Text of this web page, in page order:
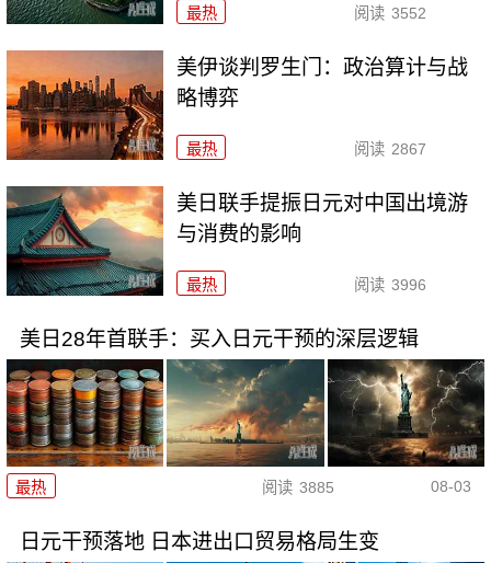
最热 阅读 3552
美伊谈判罗生门：政治算计与战
略博弈
最热 阅读 2867
美日联手提振日元对中国出境游
与消费的影响
最热 阅读 3996
美日28年首联手：买入日元干预的深层逻辑
最热 阅读 3885 08-03
日元干预落地 日本进出口贸易格局生变